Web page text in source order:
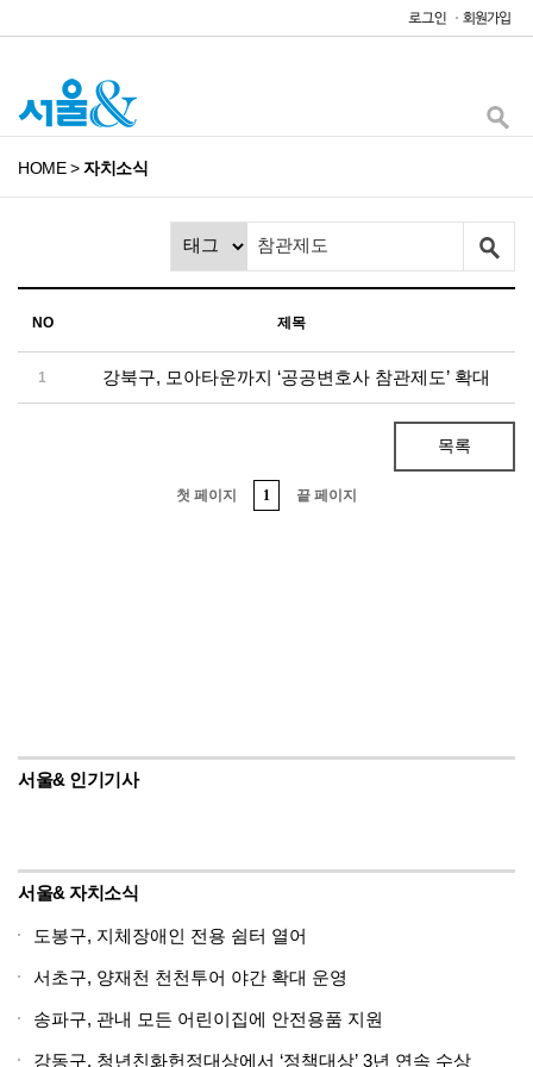
HOME>자치소식
NO 제목
1 강북구, 모아타운까지 ‘공공변호사 참관제도’ 확대
목록
첫 페이지 1 끝 페이지
서울& 인기기사
서울& 자치소식
도봉구, 지체장애인 전용 쉼터 열어
서초구, 양재천 천천투어 야간 확대 운영
송파구, 관내 모든 어린이집에 안전용품 지원
강동구, 청년친화헌정대상에서 ‘정책대상’ 3년 연속 수상